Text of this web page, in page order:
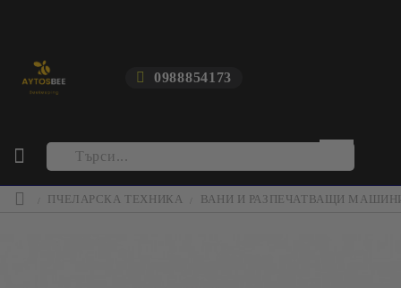
0988854173
ПЧЕЛАРСКА ТЕХНИКА ВАНИ И РАЗПЕЧАТВАЩИ